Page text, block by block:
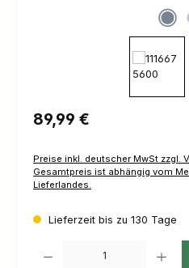
Regulärer Preis:
89,99 €
Preise inkl. deutscher MwSt zzgl. Versandkosten. Der
Gesamtpreis ist abhängig vom
Lieferlandes.
Lieferzeit bis zu 130 Tage